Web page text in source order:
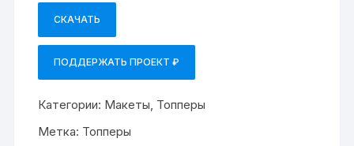
СКАЧАТЬ
ПОДДЕРЖАТЬ ПРОЕКТ ₽
Категории: Макеты, Топперы
Метка: Топперы